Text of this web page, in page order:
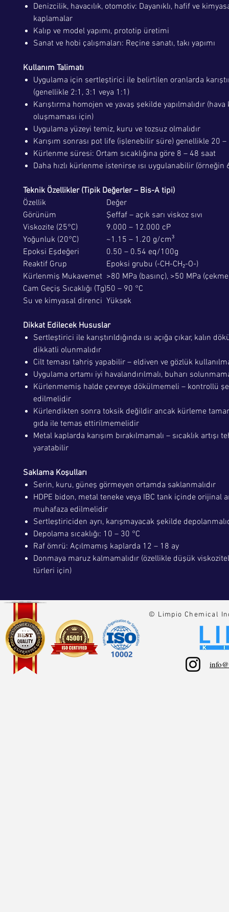
Denizcilik, havacılık, otomotiv: Dayanıklı, hafif ve
kaplamalar
Kalıp ve model yapımı, prototip üretimi
Sanat ve hobi çalışmaları: Reçine sanatı, takı yapımı
Kullanım Talimatı
Uygulama için sertleştirici ile belirtilen oranlarda
(genellikle 2:1, 3:1 veya 1:1)
Karıştırma homojen ve yavaş şekilde yapılmalıdır (hava
oluşmaması için)
Uygulama yüzeyi temiz, kuru ve tozsuz olmalıdır
Karışım sonrası pot life (işlenebilir süre) genellikle 20
Kürlenme süresi: Ortam sıcaklığına göre 8 – 48 saat
Daha hızlı kürlenme istenirse ısı uygulanabilir (örneğin
Teknik Özellikler (Tipik Değerler – Bis-A tipi)
Özellik
Değer
Görünüm
Şeffaf – açık sarı viskoz sıvı
Viskozite (25°C)
9.000 – 12.000 cP
Yoğunluk (20°C)
~1.15 – 1.20 g/cm³
Epoksi Eşdeğeri
0.50 – 0.54 eq/100g
Reaktif Grup
Epoksi grubu (-CH-CH₂-O-)
Kürlenmiş Mukavemet >80 MPa (basınç), >50 MPa
Cam Geçiş Sıcaklığı (Tg)50 – 90 °C
Su ve kimyasal direnci Yüksek
Dikkat Edilecek Hususlar
Sertleştirici ile karıştırıldığında ısı açığa çıkar, kalın
dikkatli olunmalıdır
Cilt teması tahriş yapabilir – eldiven ve gözlük
Uygulama ortamı iyi havalandırılmalı, buharı
Kürlenmemiş halde çevreye dökülmemeli – kontrollü
edilmelidir
Kürlendikten sonra toksik değildir ancak kürleme
gıda ile temas ettirilmemelidir
Metal kaplarda karışım bırakılmamalı – sıcaklık artışı
yaratabilir
Saklama Koşulları
Serin, kuru, güneş görmeyen ortamda saklanmalıdır
HDPE bidon, metal teneke veya IBC tank içinde orijinal
muhafaza edilmelidir
Sertleştiriciden ayrı, karışmayacak şekilde
Depolama sıcaklığı: 10 – 30 °C
Raf ömrü: Açılmamış kaplarda 12 – 18 ay
Donmaya maruz kalmamalıdır (özellikle düşük
türleri için)
© Limpio Chemical